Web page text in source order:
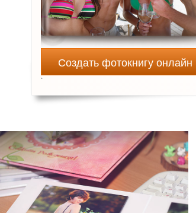
Создать фотокнигу онлайн
`